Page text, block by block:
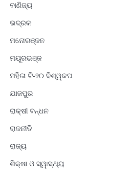
ବାଣିଜ୍ୟ
ଭଦ୍ରକ
ମନୋରଞ୍ଜନ
ମୟୂରଭଞ୍ଜ
ମହିଳା ଟି-୨୦ ବିଶ୍ୱକପ
ଯାଜପୁର
ରାକ୍ଷୀ ବନ୍ଧନ
ରାଜନୀତି
ରାଜ୍ୟ
ଶିକ୍ଷା ଓ ସ୍ୱାସ୍ଥ୍ୟ